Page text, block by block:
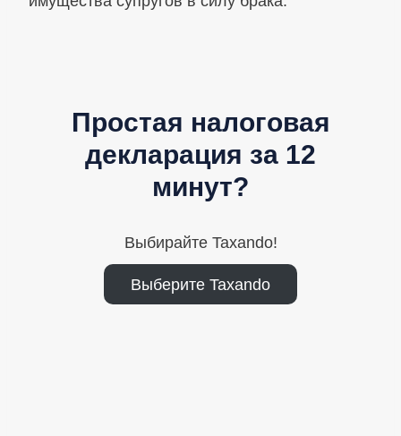
Простая налоговая
декларация за 12
минут?
Выбирайте Taxando!
Выберите Taxando